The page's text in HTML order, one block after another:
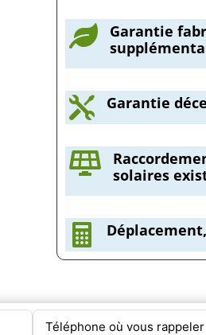

Garantie
 Garantie

solaires
